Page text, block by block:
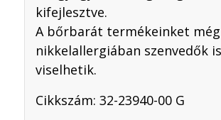
kifejlesztve.
A bőrbarát termékeinket
nikkelallergiában szenvedők is
viselhetik.
Cikkszám: 32-23940-00 G